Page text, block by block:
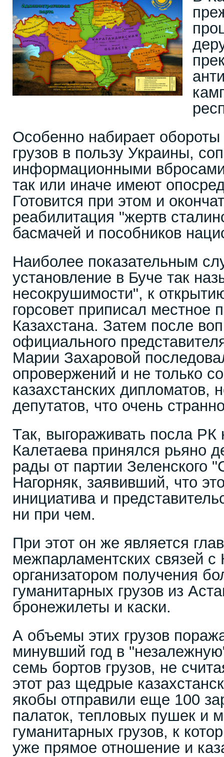
Особенно набирает
грузов в пользу Украины,
информационными
так или иначе имеют
Готовится при этом и
реабилитация "жертв
басмачей и пособников
Наиболее показательным
установление в Буче так
несокрушимости", к
горсовет приписал местное
Казахстана. Затем после
официального
Марии Захаровой
опровержений и не только
казахстанских дипломатов,
депутатов, что очень
Так, выгораживать посла
Калетаева принялся рьяно
рады от партии Зеленского
Нагорняк, заявивший, что
инициатива и
ни при чем.
При этот он же является
межпарламентских связей с
организатором получения
гуманитарных грузов из
бронежилеты и каски.
А объемы этих грузов
минувший год в
семь бортов грузов, не
этот раз щедрые
якобы отправили еще 100
палаток, тепловых пушек и
гуманитарных грузов, к
уже прямое отношение и